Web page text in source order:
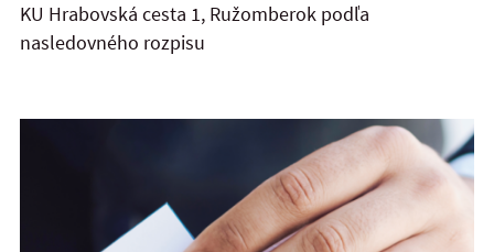
KU Hrabovská cesta 1, Ružomberok podľa
nasledovného rozpisu